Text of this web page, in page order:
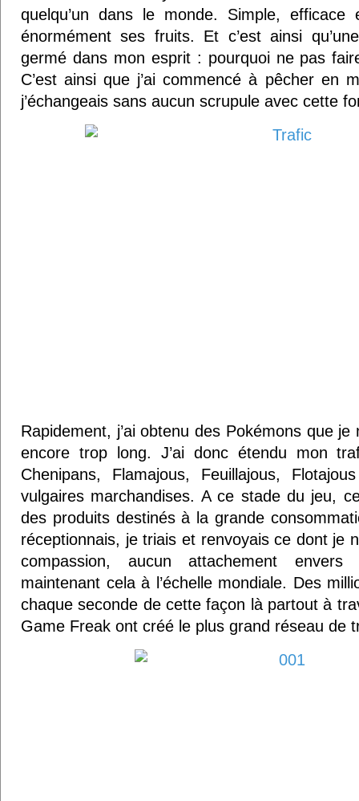
quelqu’un dans le monde. Simple,
énormément ses fruits. Et c’est ainsi
germé dans mon esprit : pourquoi ne pas
C’est ainsi que j’ai commencé à pêcher en
j’échangeais sans aucun scrupule avec cette
Rapidement, j’ai obtenu des Pokémons que je
encore trop long. J’ai donc étendu mon
Chenipans, Flamajous, Feuillajous,
vulgaires marchandises. A ce stade du jeu,
des produits destinés à la grande
réceptionnais, je triais et renvoyais ce dont je
compassion, aucun attachement
maintenant cela à l’échelle mondiale. Des
chaque seconde de cette façon là partout à
Game Freak ont créé le plus grand réseau de